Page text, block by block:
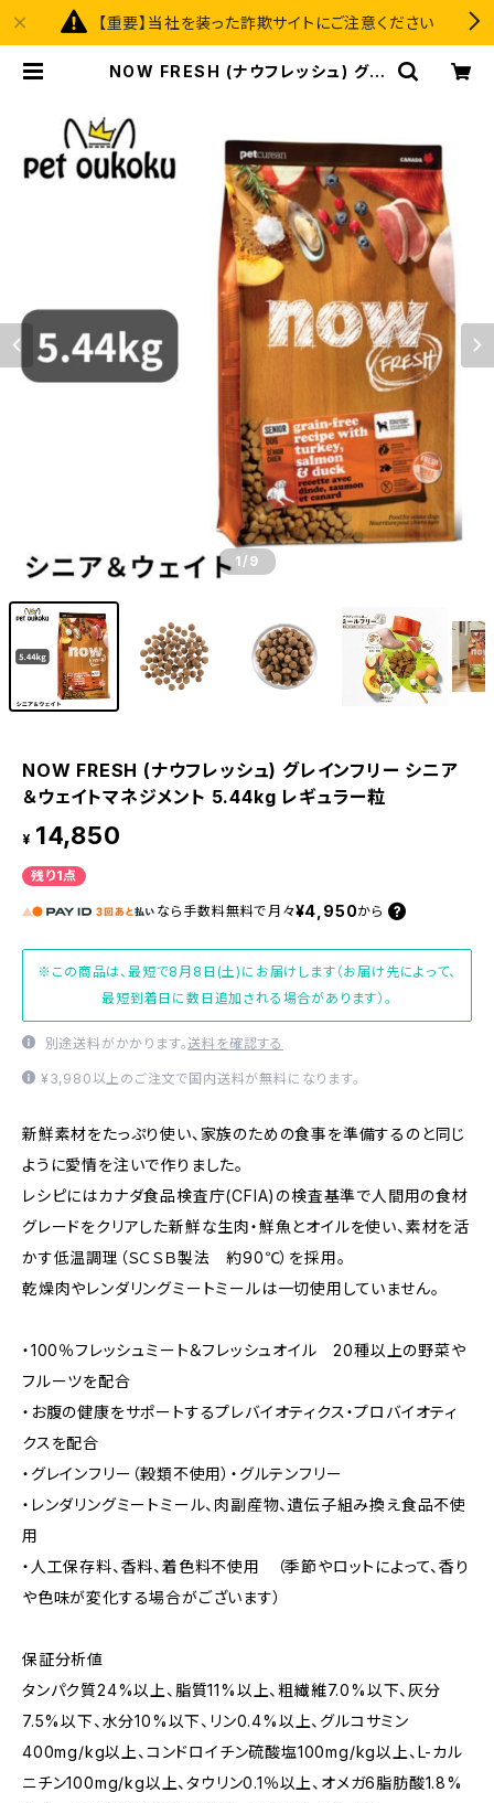
【重要】当社を装った詐欺サイトにご注意ください
NOW FRESH (ナウフレッシュ) グレ
1 /9
NOW FRESH (ナウフレッシュ) グレインフリー シニア
＆ウェイトマネジメント 5.44kg レギュラー粒
¥ 14,850
残り1点
なら 手数料無料で 月々¥4,950から
※この商品は、最短で8月8日(土)にお届けします（お届け先によって、
最短到着日に数日追加される場合があります）。
別途送料がかかります。送料を確認する
¥3,980以上のご注文で国内送料が無料になります。
新鮮素材をたっぷり使い、家族のための食事を準備するのと同じ
ように愛情を注いで作りました。
レシピにはカナダ食品検査庁(CFIA)の検査基準で人間用の食材
グレードをクリアした新鮮な生肉・鮮魚とオイルを使い、素材を活
かす低温調理（ＳＣＳＢ製法 約90℃）を採用。
乾燥肉やレンダリングミートミールは一切使用していません。
・100％フレッシュミート＆フレッシュオイル 20種以上の野菜や
フルーツを配合
・お腹の健康をサポートするプレバイオティクス・プロバイオティ
クスを配合
・グレインフリー（穀類不使用）・グルテンフリー
・レンダリングミートミール、肉副産物、遺伝子組み換え食品不使
用
・人工保存料、香料、着色料不使用 （季節やロットによって、香り
や色味が変化する場合がございます）
保証分析値
タンパク質24%以上、脂質11%以上、粗繊維7.0%以下、灰分
7.5%以下、水分10%以下、リン0.4%以上、グルコサミン
400mg/kg以上、コンドロイチン硫酸塩100mg/kg以上、L-カル
ニチン100mg/kg以上、タウリン0.1％以上、オメガ6脂肪酸1.8%